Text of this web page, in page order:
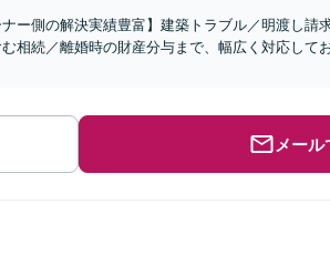
ナー側の解決実績豊富】建築トラブル／明渡し請
相続／離婚時の財産分与まで、幅広く対応して
メー